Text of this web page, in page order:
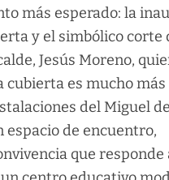
más esperado: la
y el simbólico corte
Jesús Moreno,
cubierta es mucho
del Miguel de
espacio de encuentro,
que responde